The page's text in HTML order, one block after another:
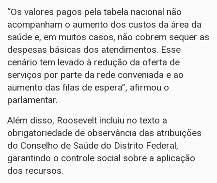
“Os valores pagos pela tabela nacional não
acompanham o aumento dos custos da área da
saúde e, em muitos casos, não cobrem sequer as
despesas básicas dos atendimentos. Esse
cenário tem levado à redução da oferta de
serviços por parte da rede conveniada e ao
aumento das filas de espera”, afirmou o
parlamentar.
Além disso, Roosevelt incluiu no texto a
obrigatoriedade de observância das atribuições
do Conselho de Saúde do Distrito Federal,
garantindo o controle social sobre a aplicação
dos recursos.